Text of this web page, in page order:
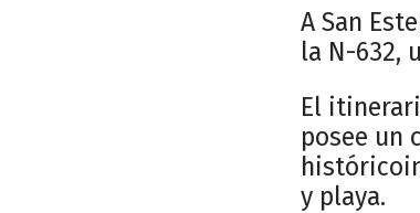
A San
la N-632,
El
posee un
y playa.